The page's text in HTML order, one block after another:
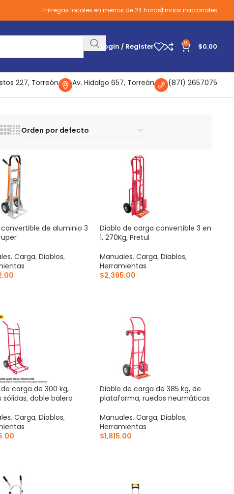
Entregas locales en menos de 24 horasEnvíos nacionales
Login / Register 0 $0.00
227, Torreón Av. Hidalgo 657, Torreón
(871) 2657075
de aluminio 3
, Carga, Diablos,
Diablo de carga convertible 3 en
1, 270Kg, Pretul
Manuales,Carga,Diablos,
Herramientas
$2,395.00
carga de 300 kg,
sólidas, doble balero
, Carga, Diablos,
Diablo de carga de 385 kg, de
plataforma, ruedas neumáticas
Manuales,Carga,Diablos,
Herramientas
$1,815.00